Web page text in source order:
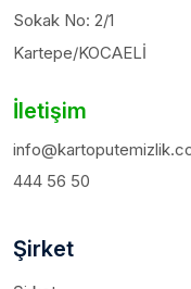
Sokak No: 2/1
Kartepe/KOCAELİ
İletişim
444 56 50
Şirket